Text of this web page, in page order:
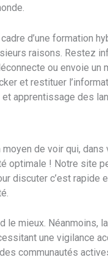
d’une formation
raisons. Restez
ou envoie un
et restituer
apprentissage des
de voir qui,
! Notre site
discuter c’est
mieux. Néanmoins,
une vigilance
communautés